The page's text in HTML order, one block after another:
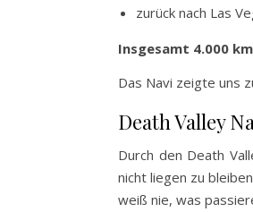
zurück nach Las
Insgesamt 4.000
Das Navi zeigte uns
Death Valley
Durch den Death
nicht liegen zu
weiß nie, was